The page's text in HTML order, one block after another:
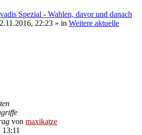
Spezial - Wahlen, davor und danach
22:23 » in Weitere aktuelle
von maxikatze